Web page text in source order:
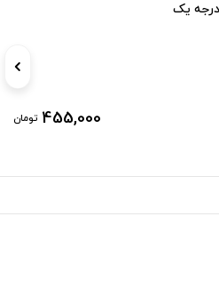
درجه یک
455,000 تومان